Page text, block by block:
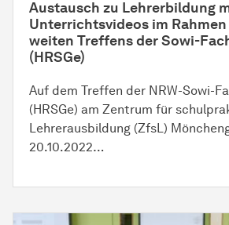
Austausch zu Lehrerbildung
Unterrichtsvideos im Rahmen
weiten Treffens der Sowi-
(HRSGe)
Auf dem Treffen der NRW-Sowi-
(HRSGe) am Zentrum für
Lehrerausbildung (ZfsL)
20.10.2022…